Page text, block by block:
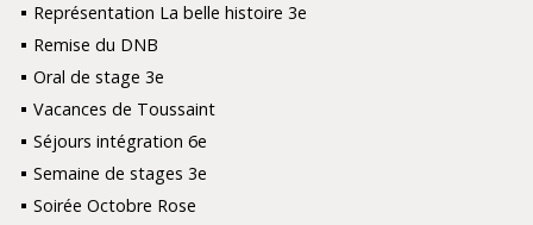
Représentation La belle histoire 3e
Remise du DNB
Oral de stage 3e
Vacances de Toussaint
Séjours intégration 6e
Semaine de stages 3e
Soirée Octobre Rose